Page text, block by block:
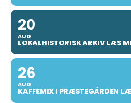
20
AUG
LOKALHISTORISK ARKIV LÆS
26
AUG
KAFFEMIX I PRÆSTEGÅRDEN